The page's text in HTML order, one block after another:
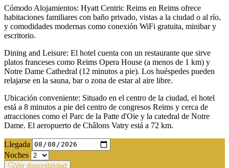
Cómodo Alojamientos: Hyatt Centric Reims en Reims ofrece
habitaciones familiares con baño privado, vistas a la ciudad o al río,
y comodidades modernas como conexión WiFi gratuita, minibar y
escritorio.
Dining and Leisure: El hotel cuenta con un restaurante que sirve
platos franceses como Reims Opera House (a menos de 1 km) y
Notre Dame Cathedral (12 minutos a pie). Los huéspedes pueden
relajarse en la sauna, bar o zona de estar al aire libre.
Ubicación conveniente: Situado en el centro de la ciudad, el hotel
está a 8 minutos a pie del centro de congresos Reims y cerca de
atracciones como el Parc de la Patte d'Oie y la catedral de Notre
Dame. El aeropuerto de Châlons Vatry está a 72 km.
Llegada
Noches
Ver disponibilidad